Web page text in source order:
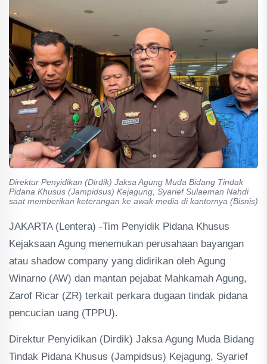
Direktur Penyidikan (Dirdik) Jaksa Agung Muda Bidang Tindak
Pidana Khusus (Jampidsus) Kejagung, Syarief Sulaeman Nahdi
saat memberikan keterangan ke awak media di kantornya (Bisnis)
JAKARTA (Lentera) -Tim Penyidik Pidana Khusus
Kejaksaan Agung menemukan perusahaan bayangan
atau shadow company yang didirikan oleh Agung
Winarno (AW) dan mantan pejabat Mahkamah Agung,
Zarof Ricar (ZR) terkait perkara dugaan tindak pidana
pencucian uang (TPPU).
Direktur Penyidikan (Dirdik) Jaksa Agung Muda Bidang
Tindak Pidana Khusus (Jampidsus) Kejagung, Syarief